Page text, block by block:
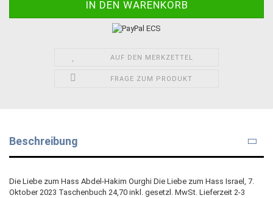
AUF DEN MERKZETTEL
FRAGE ZUM PRODUKT
Beschreibung
Die Liebe zum Hass Abdel-Hakim Ourghi Die Liebe zum Hass Israel, 7.
Oktober 2023 Taschenbuch 24,70 inkl. gesetzl. MwSt. Lieferzeit 2-3